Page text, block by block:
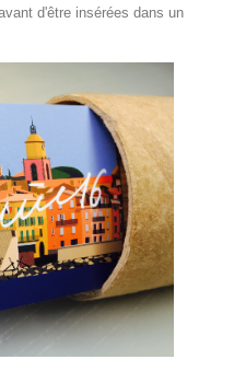
d'être insérées dans un